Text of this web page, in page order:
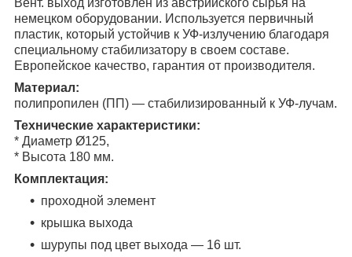
немецком оборудовании. Используется первичный
пластик, который устойчив к УФ-излучению благодаря
специальному стабилизатору в своем составе.
Европейское качество, гарантия от производителя.
Материал:
полипропилен (ПП) — стабилизированный к УФ-лучам.
Технические характеристики:
* Диаметр Ø125,
* Высота 180 мм.
Комплектация:
проходной элемент
крышка выхода
шурупы под цвет выхода — 16 шт.